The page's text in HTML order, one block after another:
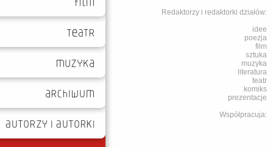
Redaktorzy i redaktorki działów:
idee
poezja
film
sztuka
muzyka
literatura
teatr
komiks
prezentacje
Współpracuja: